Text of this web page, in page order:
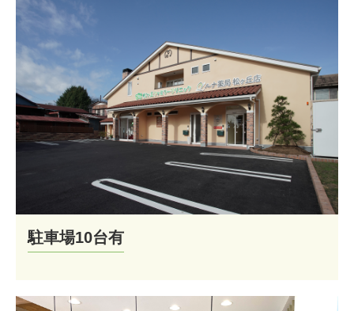
駐車場10台有